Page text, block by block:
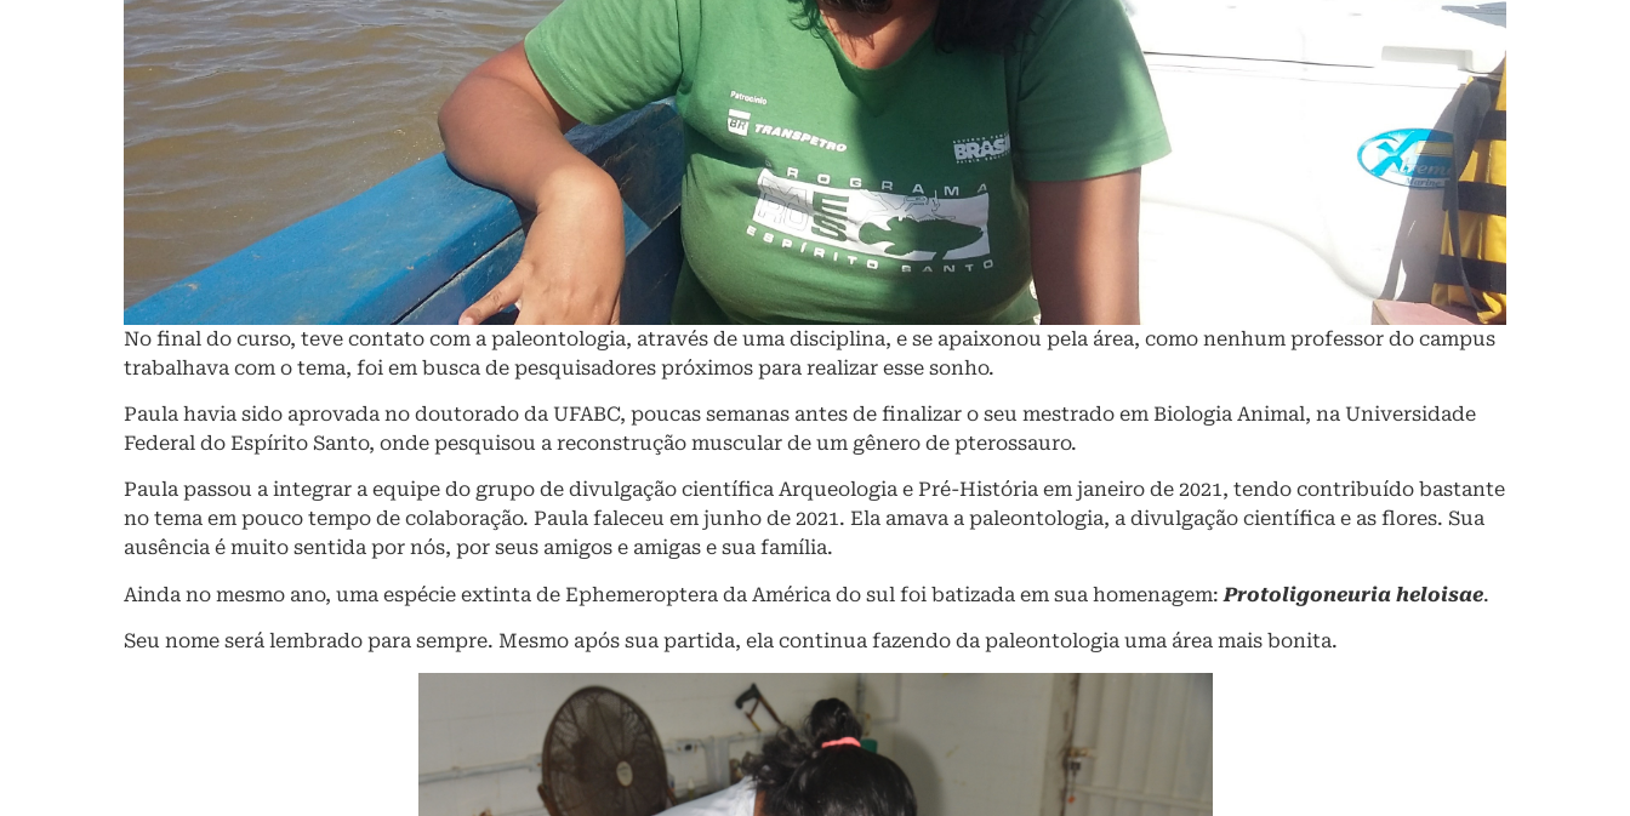
No final do curso, teve contato com a paleontologia, através de uma disciplina, e se apaixonou pela área, como nenhum professor do campus
trabalhava com o tema, foi em busca de pesquisadores próximos para realizar esse sonho.
Paula havia sido aprovada no doutorado da UFABC, poucas semanas antes de finalizar o seu mestrado em Biologia Animal, na Universidade
Federal do Espírito Santo, onde pesquisou a reconstrução muscular de um gênero de pterossauro.
Paula passou a integrar a equipe do grupo de divulgação científica Arqueologia e Pré-História em janeiro de 2021, tendo contribuído bastante
no tema em pouco tempo de colaboração. Paula faleceu em junho de 2021. Ela amava a paleontologia, a divulgação científica e as flores. Sua
ausência é muito sentida por nós, por seus amigos e amigas e sua família.
Ainda no mesmo ano, uma espécie extinta de Ephemeroptera da América do sul foi batizada em sua homenagem: Protoligoneuria heloisae.
Seu nome será lembrado para sempre. Mesmo após sua partida, ela continua fazendo da paleontologia uma área mais bonita.